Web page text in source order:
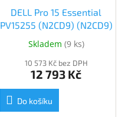
DELL Pro 15 Essential
PV15255 (N2CD9) (N2CD9)
Skladem (9 ks)
10 573 Kč bez DPH
12 793 Kč
Do košíku